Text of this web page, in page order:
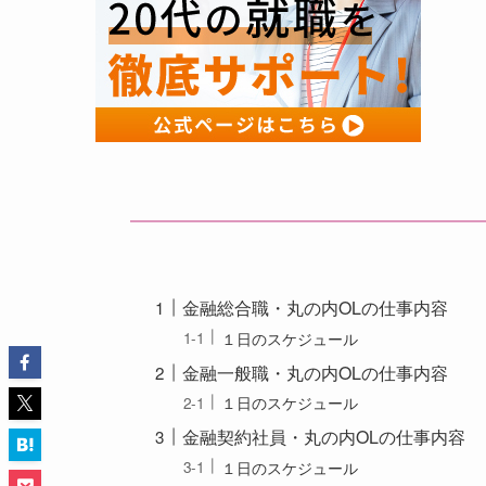
金融総合職・丸の内OLの仕事内容
１日のスケジュール
金融一般職・丸の内OLの仕事内容
１日のスケジュール
金融契約社員・丸の内OLの仕事内容
１日のスケジュール